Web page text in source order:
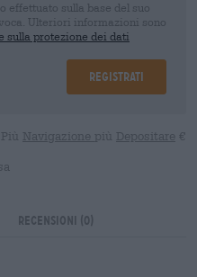
effettuato sulla base del suo
Ulteriori informazioni sono
sulla protezione dei dati
Registrati
Navigazione più Depositare €
Recensioni (0)